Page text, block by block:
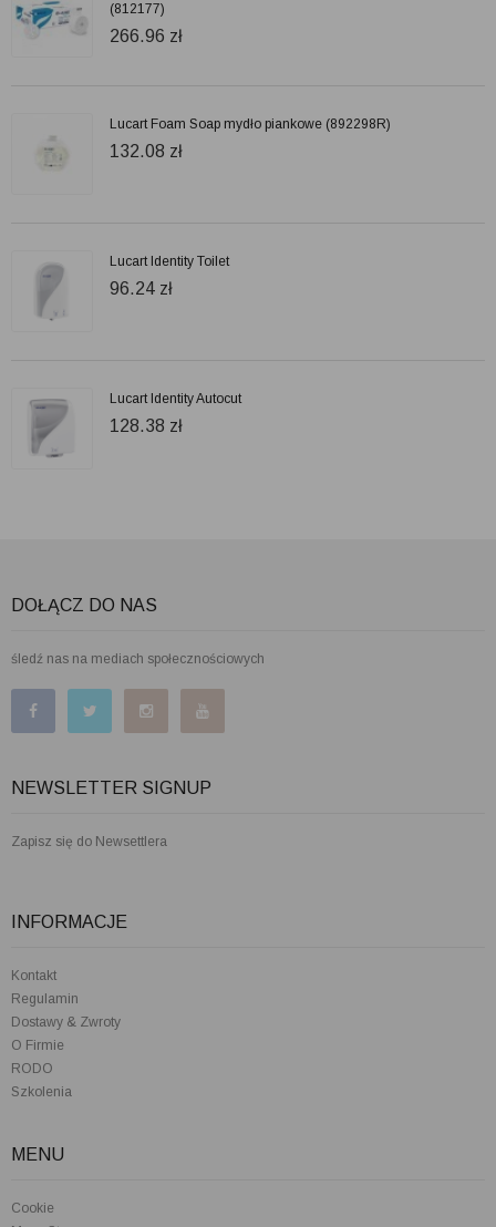
(812177)
266.96 zł
Lucart Foam Soap mydło piankowe (892298R)
132.08 zł
Lucart Identity Toilet
96.24 zł
Lucart Identity Autocut
128.38 zł
DOŁĄCZ DO NAS
śledź nas na mediach społecznościowych
NEWSLETTER SIGNUP
Zapisz się do Newsettlera
INFORMACJE
Kontakt
Regulamin
Dostawy & Zwroty
O Firmie
RODO
Szkolenia
MENU
Cookie